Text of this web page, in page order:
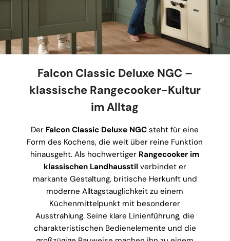
Falcon Classic Deluxe NGC –
klassische Rangecooker-Kultur
im Alltag
Der Falcon Classic Deluxe NGC steht für eine
Form des Kochens, die weit über reine Funktion
hinausgeht. Als hochwertiger Rangecooker im
klassischen Landhausstil verbindet er
markante Gestaltung, britische Herkunft und
moderne Alltagstauglichkeit zu einem
Küchenmittelpunkt mit besonderer
Ausstrahlung. Seine klare Linienführung, die
charakteristischen Bedienelemente und die